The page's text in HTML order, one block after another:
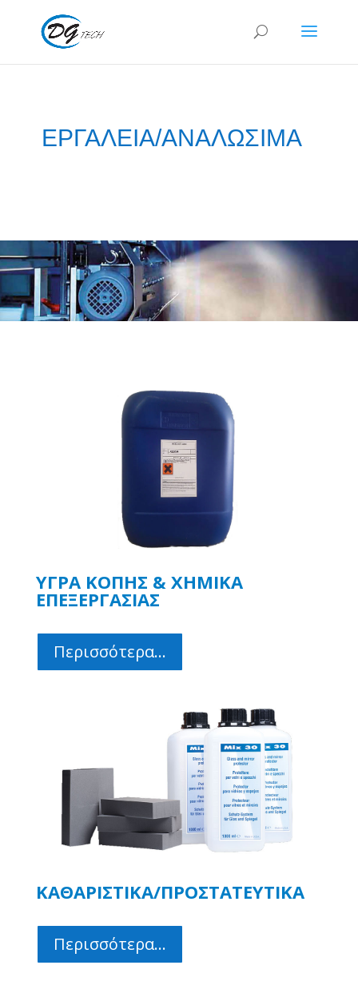
ΕΡΓΑΛΕΙΑ/ΑΝΑΛΩΣΙΜΑ
ΥΓΡΑ ΚΟΠΗΣ & ΧΗΜΙΚΑ
ΕΠΕΞΕΡΓΑΣΙΑΣ
Περισσότερα...
ΚΑΘΑΡΙΣΤΙΚΑ/ΠΡΟΣΤΑΤΕΥΤΙΚΑ
Περισσότερα...